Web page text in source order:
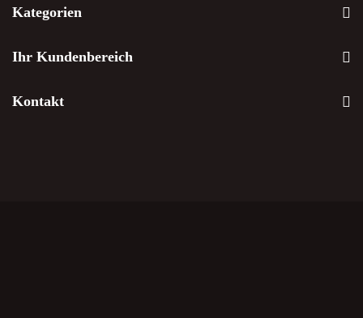
Kategorien
Ihr Kundenbereich
Kontakt